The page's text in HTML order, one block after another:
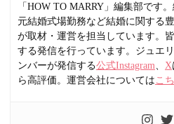
「HOW TO MARRY」編集部です
元結婚式場勤務など結婚に関する
が取材・運営を担当しています。
する発信を行っています。ジュエ
ンバーが発信する公式Instagram X
ら高評価。運営会社については こ